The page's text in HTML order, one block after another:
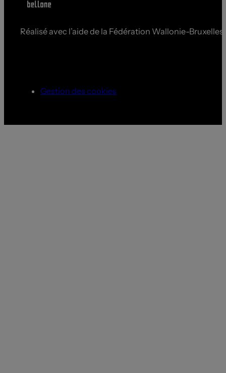
Réalisé avec l’aide de la Fédération Wallonie-
Gestion des cookies